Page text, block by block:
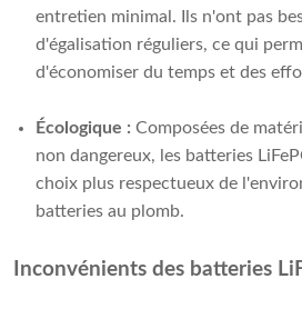
entretien minimal. Ils n'ont pas
d'égalisation réguliers, ce qui
d'économiser du temps et des
Écologique : Composées de
non dangereux, les batteries
choix plus respectueux de
batteries au plomb.
Inconvénients des batteries